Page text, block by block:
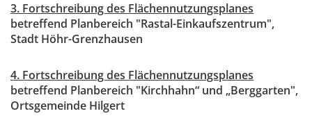
3. Fortschreibung des Flächennutzungsplanes
betreffend Planbereich "Rastal-Einkaufszentrum",
Stadt Höhr-Grenzhausen
4. Fortschreibung des Flächennutzungsplanes
betreffend Planbereich "Kirchhahn“ und „Berggarten",
Ortsgemeinde Hilgert